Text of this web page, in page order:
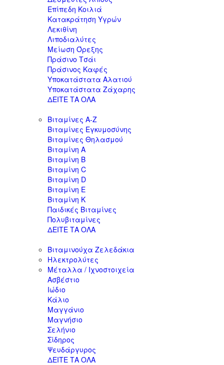
Επίπεδη Κοιλιά
Κατακράτηση Υγρών
Λεκιθίνη
Λιποδιαλύτες
Μείωση Όρεξης
Πράσινο Τσάι
Πράσινος Καφές
Υποκατάστατα Αλατιού
Υποκατάστατα Ζάχαρης
ΔΕΙΤΕ ΤΑ ΟΛΑ
Βιταμίνες Α-Ζ
Βιταμίνες Εγκυμοσύνης
Βιταμίνες Θηλασμού
Βιταμίνη A
Βιταμίνη B
Βιταμίνη C
Βιταμίνη D
Βιταμίνη E
Βιταμίνη K
Παιδικές Βιταμίνες
Πολυβιταμίνες
ΔΕΙΤΕ ΤΑ ΟΛΑ
Βιταμινούχα Ζελεδάκια
Ηλεκτρολύτες
Μέταλλα / Ιχνοστοιχεία
Ασβέστιο
Ιώδιο
Κάλιο
Μαγγάνιο
Μαγνήσιο
Σελήνιο
Σίδηρος
Ψευδάργυρος
ΔΕΙΤΕ ΤΑ ΟΛΑ